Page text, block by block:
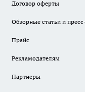
Договор оферты
Обзорные статьи и
Прайс
Рекламодателям
Партнеры